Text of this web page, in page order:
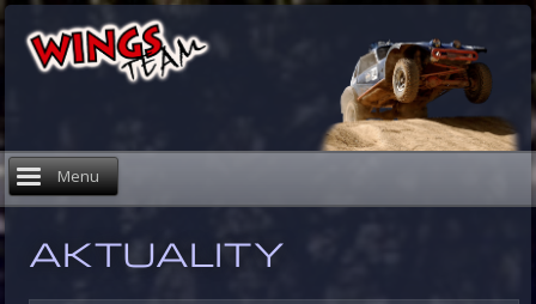
Menu
AKTUALITY